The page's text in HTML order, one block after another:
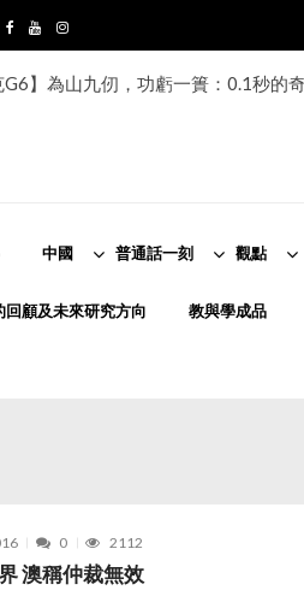
G6】為山九仞，功虧一簣：0.1秒的
中國 普通話一刻 觀點
回顧及未來研究方向 教與學成品
0 2112
澳稱仲裁無效